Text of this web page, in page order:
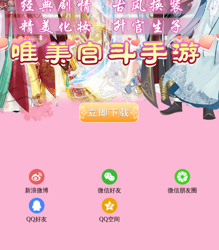
新浪微博 微信好友 微信朋友圈
QQ好友 QQ空间